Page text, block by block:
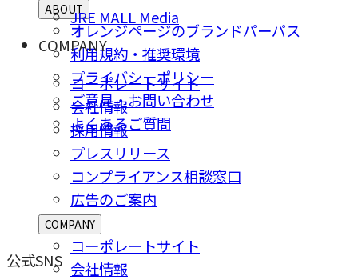
JRE MALL Media
ABOUT
オレンジページのブランドパーパス
利用規約・推奨環境
プライバシーポリシー
ご意⾒・お問い合わせ
よくあるご質問
COMPANY
コーポレートサイト
会社情報
採⽤情報
プレスリリース
コンプライアンス相談窓⼝
広告のご案内
COMPANY
コーポレートサイト
会社情報
公式SNS